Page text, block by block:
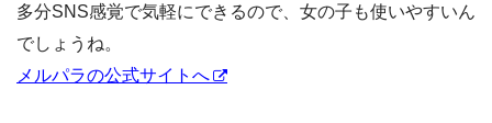
多分SNS感覚で気軽にできるので、女の子も使いやすいん
でしょうね。
メルパラの公式サイトへ